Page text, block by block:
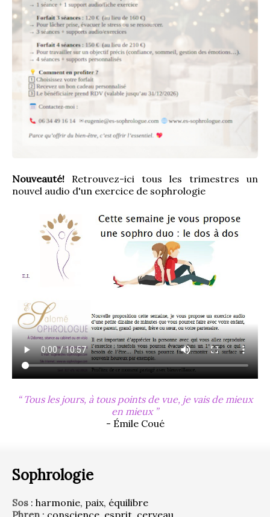
Nouveauté! Retrouvez-ici tous les trimestres un
nouvel audio d'un exercice de sophrologie
Tous les jours, à tous points de vue, je vais de mieux
en mieux
- Émile Coué
Sophrologie
Sos : harmonie, paix, équilibre
Phren : conscience, esprit, cerveau